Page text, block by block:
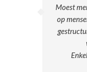
Moest
op